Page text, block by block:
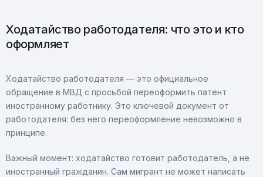
Ходатайство работодателя: что это и кто
оформляет
Ходатайство работодателя — это официальное
обращение в МВД с просьбой переоформить патент
иностранному работнику. Это ключевой документ от
работодателя: без него переоформление невозможно в
принципе.
Важный момент: ходатайство готовит работодатель, а не
иностранный гражданин. Сам мигрант не может написать